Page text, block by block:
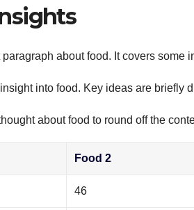
about food. It covers some
into food. Key ideas are briefly
about food to round off the
Food 2
46